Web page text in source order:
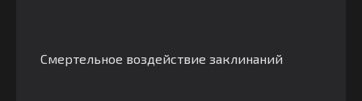
Смертельное воздействие заклинаний